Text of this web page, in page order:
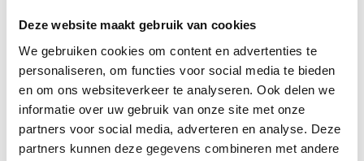
Deze website maakt gebruik van cookies
We gebruiken cookies om content en advertenties te
personaliseren, om functies voor social media te bieden
en om ons websiteverkeer te analyseren. Ook delen we
informatie over uw gebruik van onze site met onze
partners voor social media, adverteren en analyse. Deze
partners kunnen deze gegevens combineren met andere
Stel je even de glooiende, groene heuvels van Nieuw-
Zeeland voor met daarin een vrolijke kudde Nieuw-
Zeelandse schapen. Daar komt de schapenwol vandaan
waar de herensokken van SOXS van gemaakt worden.
Omdat wij willen dat de schapen met net zo veel liefde
behandeld worden als wij de sokken behandelen,
gebruiken we Mulesing Free Wool. We verwarmen jouw
voeten met diervriendelijke en biologische wol. SOXS zijn
voor 60% gemaakt van hoogwaardig, ecologisch wol en